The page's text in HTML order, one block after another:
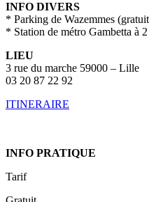
INFO DIVERS
* Parking de Wazemmes
* Station de métro Gambetta à
LIEU
3 rue du marche 59000 – Lille
03 20 87 22 92
ITINERAIRE
INFO PRATIQUE
Tarif